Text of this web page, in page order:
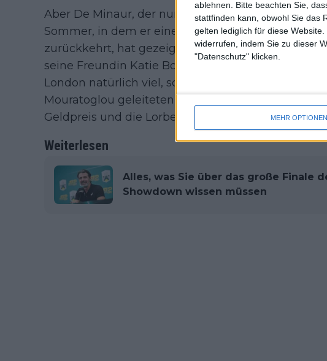
ablehnen. Bitte beachten Sie,
stattfinden kann, obwohl Sie das
gelten lediglich für diese
widerrufen, indem Sie zu dieser
"Datenschutz" klicken.
MEHR OPTIONEN
Aber De Minaur, der nun vor dem Ende der
Sommer, in dem er eine führende Rolle spielen
zurückkehrt, hat gezeigt, dass er es ernst meint,
seine Freundin Katie Boulter aus dem Vereinigten
London natürlich viel, so dass es für den Australier
Mouratoglou geleiteten Turnier sicherlich um
Geldpreis und die Lorbeeren.
Weiterlesen
Alles, was Sie über das große Finale
Showdown wissen müssen